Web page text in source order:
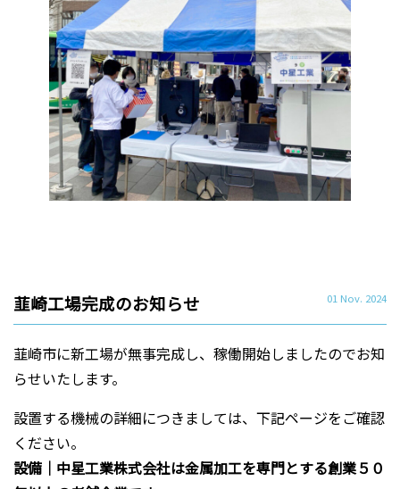
韮崎工場完成のお知らせ 01 Nov. 2024
韮崎市に新工場が無事完成し、稼働開始しましたのでお知
らせいたします。
設置する機械の詳細につきましては、下記ページをご確認
ください。
設備｜中星工業株式会社は金属加工を専門とする創業５０